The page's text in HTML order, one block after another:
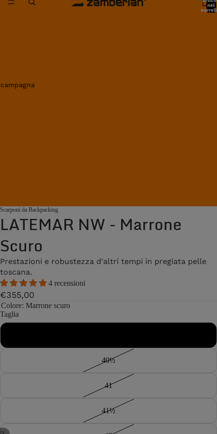
nel
Scarponi da Backpacking
LATEMAR NW - Marrone
Scuro
Prestazioni e robustezza d'altri tempi in pregiata pelle
toscana.
4 recensioni
€355,00
Colore: Marrone scuro
Taglia
40½
41
41½